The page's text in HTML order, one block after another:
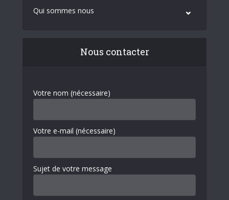
Qui sommes nous
Nous contacter
Votre nom (nécessaire)
Votre e-mail (nécessaire)
Sujet de votre message